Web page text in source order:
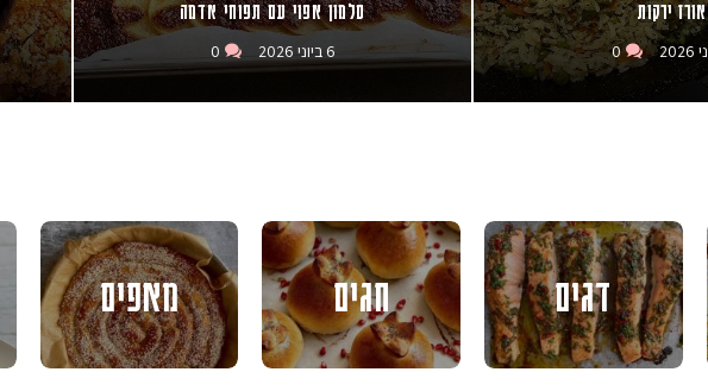
אורז ירקות
0
סלמון אפוי עם תפוחי אדמה
6 ביוני 2026 0
דגים חגים מאפים